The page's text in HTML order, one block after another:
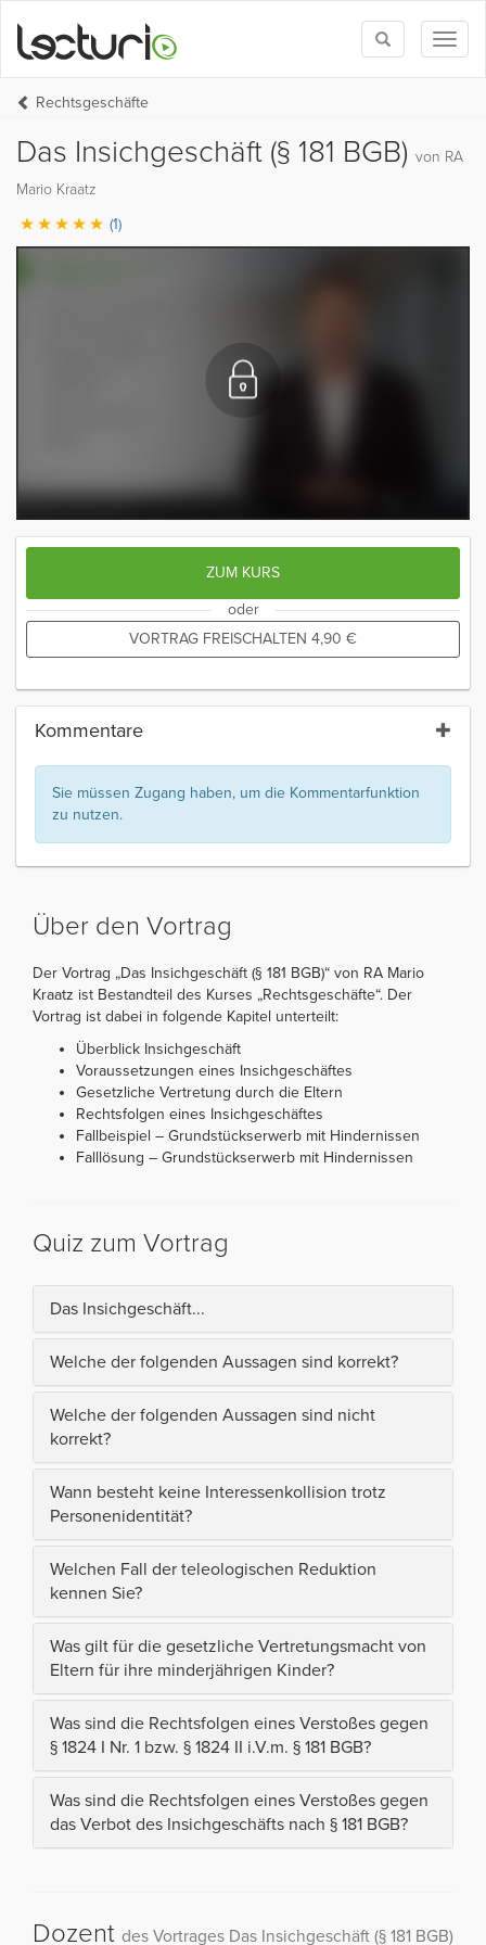
Toggle
search
Rechtsgeschäfte
Das Insichgeschäft (§ 181 BGB) von RA
Mario Kraatz
(1)
ZUM KURS
oder
VORTRAG FREISCHALTEN 4,90 €
Kommentare
Sie müssen Zugang haben, um die Kommentarfunktion
zu nutzen.
Über den Vortrag
Der Vortrag „Das Insichgeschäft (§ 181 BGB)“ von RA Mario
Kraatz ist Bestandteil des Kurses „Rechtsgeschäfte“. Der
Vortrag ist dabei in folgende Kapitel unterteilt:
Überblick Insichgeschäft
Voraussetzungen eines Insichgeschäftes
Gesetzliche Vertretung durch die Eltern
Rechtsfolgen eines Insichgeschäftes
Fallbeispiel – Grundstückserwerb mit Hindernissen
Falllösung – Grundstückserwerb mit Hindernissen
Quiz zum Vortrag
Das Insichgeschäft...
Welche der folgenden Aussagen sind korrekt?
Welche der folgenden Aussagen sind nicht
korrekt?
Wann besteht keine Interessenkollision trotz
Personenidentität?
Welchen Fall der teleologischen Reduktion
kennen Sie?
Was gilt für die gesetzliche Vertretungsmacht von
Eltern für ihre minderjährigen Kinder?
Was sind die Rechtsfolgen eines Verstoßes gegen
§ 1824 I Nr. 1 bzw. § 1824 II i.V.m. § 181 BGB?
Was sind die Rechtsfolgen eines Verstoßes gegen
das Verbot des Insichgeschäfts nach § 181 BGB?
Dozent des Vortrages Das Insichgeschäft (§ 181 BGB)